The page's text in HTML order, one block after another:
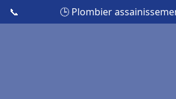
📞 🕒 Plombier